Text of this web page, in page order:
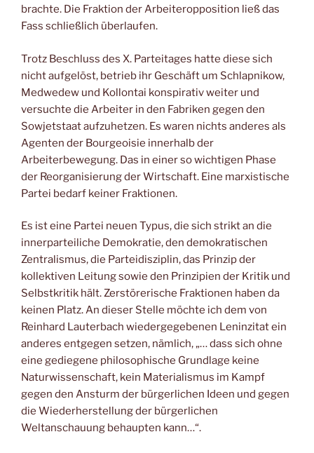
brachte. Die Fraktion der Arbeiteropposition ließ das
Fass schließlich überlaufen.
Trotz Beschluss des X. Parteitages hatte diese sich
nicht aufgelöst, betrieb ihr Geschäft um Schlapnikow,
Medwedew und Kollontai konspirativ weiter und
versuchte die Arbeiter in den Fabriken gegen den
Sowjetstaat aufzuhetzen. Es waren nichts anderes als
Agenten der Bourgeoisie innerhalb der
Arbeiterbewegung. Das in einer so wichtigen Phase
der Reorganisierung der Wirtschaft. Eine marxistische
Partei bedarf keiner Fraktionen.
Es ist eine Partei neuen Typus, die sich strikt an die
innerparteiliche Demokratie, den demokratischen
Zentralismus, die Parteidisziplin, das Prinzip der
kollektiven Leitung sowie den Prinzipien der Kritik und
Selbstkritik hält. Zerstörerische Fraktionen haben da
keinen Platz. An dieser Stelle möchte ich dem von
Reinhard Lauterbach wiedergegebenen Leninzitat ein
anderes entgegen setzen, nämlich, „… dass sich ohne
eine gediegene philosophische Grundlage keine
Naturwissenschaft, kein Materialismus im Kampf
gegen den Ansturm der bürgerlichen Ideen und gegen
die Wiederherstellung der bürgerlichen
Weltanschauung behaupten kann…“.